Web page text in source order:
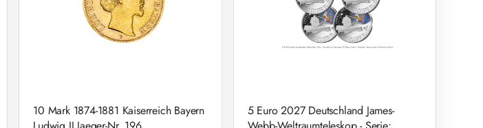
10 Mark 1874-1881 Kaiserreich Bayern
5 Euro 2027 Deutschland James-